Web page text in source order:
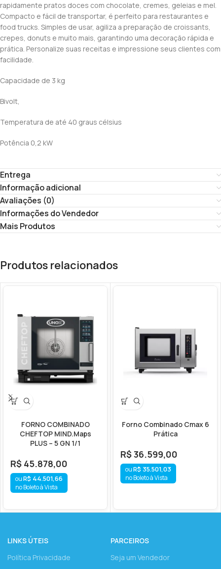
rapidamente pratos doces com chocolate, cremes, geleias e mel.
Compacto e fácil de transportar, é perfeito para restaurantes e
food trucks. Simples de usar, agiliza a preparação de croissants,
crepes, donuts e muito mais, garantindo uma decoração rápida e
prática. Personalize suas receitas e impressione seus clientes com
facilidade.
Capacidade de 3 kg
Bivolt,
Temperatura de até 40 graus célsius
Potência 0,2 kW
Entrega
Informação adicional
Avaliações (0)
Informações do Vendedor
Mais Produtos
Produtos relacionados
FORNO COMBINADO
CHEFTOP MIND.Maps
PLUS – 5 GN 1/1
R$ 45.878,00
R$ 44.501,66
no Boleto à Vista
Forno Combinado Cmax 6
Prática
R$36.599,00
R$ 35.501,03
no Boleto à Vista
LINKS ÚTEIS
Política Privacidade
PARCEIROS
Seja um Vendedor